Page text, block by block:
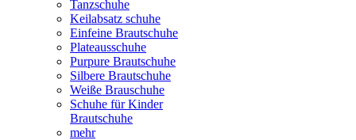
Tanzschuhe
Keilabsatz schuhe
Einfeine Brautschuhe
Plateausschuhe
Purpure Brautschuhe
Silbere Brautschuhe
Weiße Brauschuhe
Schuhe für Kinder
Brautschuhe
mehr